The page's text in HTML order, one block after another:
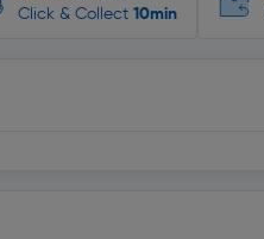
Click & Collect 10min